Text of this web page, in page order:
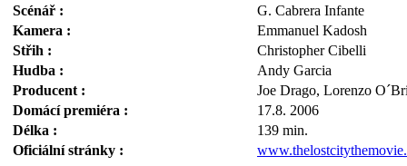
Scénář :
G. Cabrera Infante
Kamera :
Emmanuel Kadosh
Střih :
Christopher Cibelli
Hudba :
Andy Garcia
Producent :
Joe Drago, Lorenzo
Domácí premiéra :
17.8. 2006
Délka :
139 min.
Oficiální stránky :